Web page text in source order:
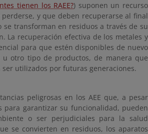
tienen los RAEE?) suponen un recurso
y que deben recuperarse al final
se transforman en residuos a través de su
La recuperación efectiva de los metales y
para que estén disponibles de nuevo
u otro tipo de productos, de manera que
ser utilizados por futuras generaciones.
peligrosas en los AEE que, a pesar
para garantizar su funcionalidad, pueden
o ser perjudiciales para la salud
se convierten en residuos, los aparatos